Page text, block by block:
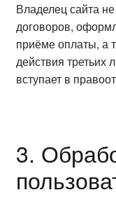
Владелец сайта
договоров,
приёме оплаты, а
действия третьих
вступает в
3.